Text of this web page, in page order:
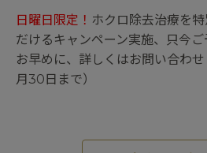
日曜日限定！ ホクロ除去治療を
だけるキャンペーン実施、只今
お早めに、詳しくはお問い合わ
月30日まで）